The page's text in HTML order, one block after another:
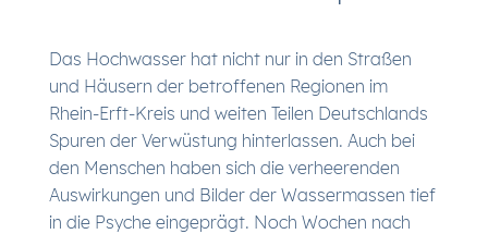
Das Hochwasser hat nicht nur in den Straßen
und Häusern der betroffenen Regionen im
Rhein-Erft-Kreis und weiten Teilen Deutschlands
Spuren der Verwüstung hinterlassen. Auch bei
den Menschen haben sich die verheerenden
Auswirkungen und Bilder der Wassermassen tief
in die Psyche eingeprägt. Noch Wochen nach